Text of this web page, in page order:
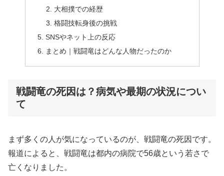
大相撲での経歴
格闘技転身後の挑戦
SNSやネット上の反応
まとめ｜戦闘竜はどんな人物だったのか
戦闘竜の死因は？病気や最期の状況につい
て
まず多くの人が気になっているのが、戦闘竜の死因です。
報道によると、戦闘竜は都内の病院で56歳という若さで
亡くなりました。